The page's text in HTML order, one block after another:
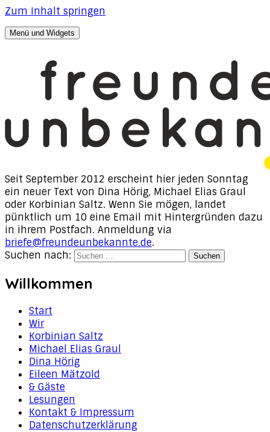
Zum Inhalt springen
freunde, unbekannte
Texte von Dina Hörig, Michael Elias Graul & Korbinian
Menü und Widgets
Seit September 2012 erscheint hier jeden Sonntag
ein neuer Text von Dina Hörig, Michael Elias Graul
oder Korbinian Saltz. Wenn Sie mögen, landet
pünktlich um 10 eine Email mit Hintergründen dazu
in ihrem Postfach. Anmeldung via
briefe@freundeunbekannte.de.
Suchen nach:
Willkommen
Start
Wir
Korbinian Saltz
Michael Elias Graul
Dina Hörig
Eileen Mätzold
& Gäste
Lesungen
Kontakt & Impressum
Datenschutzerklärung